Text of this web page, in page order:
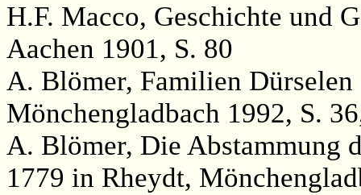
H.F. Macco, Geschichte und
Aachen 1901, S. 80
A. Blömer, Familien
Mönchengladbach 1992, S.
A. Blömer, Die Abstammung
1779 in Rheydt,